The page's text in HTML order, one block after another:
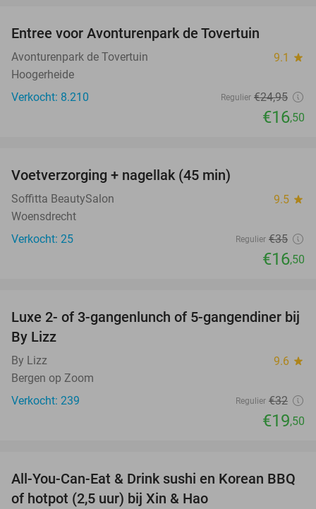
Entree voor Avonturenpark de Tovertuin
Avonturenpark de Tovertuin 9.1 star
Hoogerheide
Verkocht: 8.210
Regulier €24,95
€16,50
Voetverzorging + nagellak (45 min)
Soffitta BeautySalon 9.5 star
Woensdrecht
Verkocht: 25
Regulier €35
€16,50
39%
Luxe 2- of 3-gangenlunch of 5-gangendiner bij
By Lizz
By Lizz 9.6 star
Bergen op Zoom
Verkocht: 239
Regulier €32
€19,50
20%
All-You-Can-Eat & Drink sushi en Korean BBQ
of hotpot (2,5 uur) bij Xin & Hao